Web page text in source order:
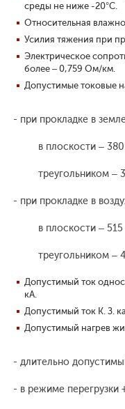
среды не ниже -20°С.
Относительная
Усилия тяжения при
Электрическое
более – 0,759 Ом/км.
Допустимые токовые
- при прокладке в
в плоскости – 380
треугольником –
- при прокладке в
в плоскости – 515
треугольником –
Допустимый ток
кА.
Допустимый ток К. З.
Допустимый нагрев
- длительно
- в режиме перегрузки